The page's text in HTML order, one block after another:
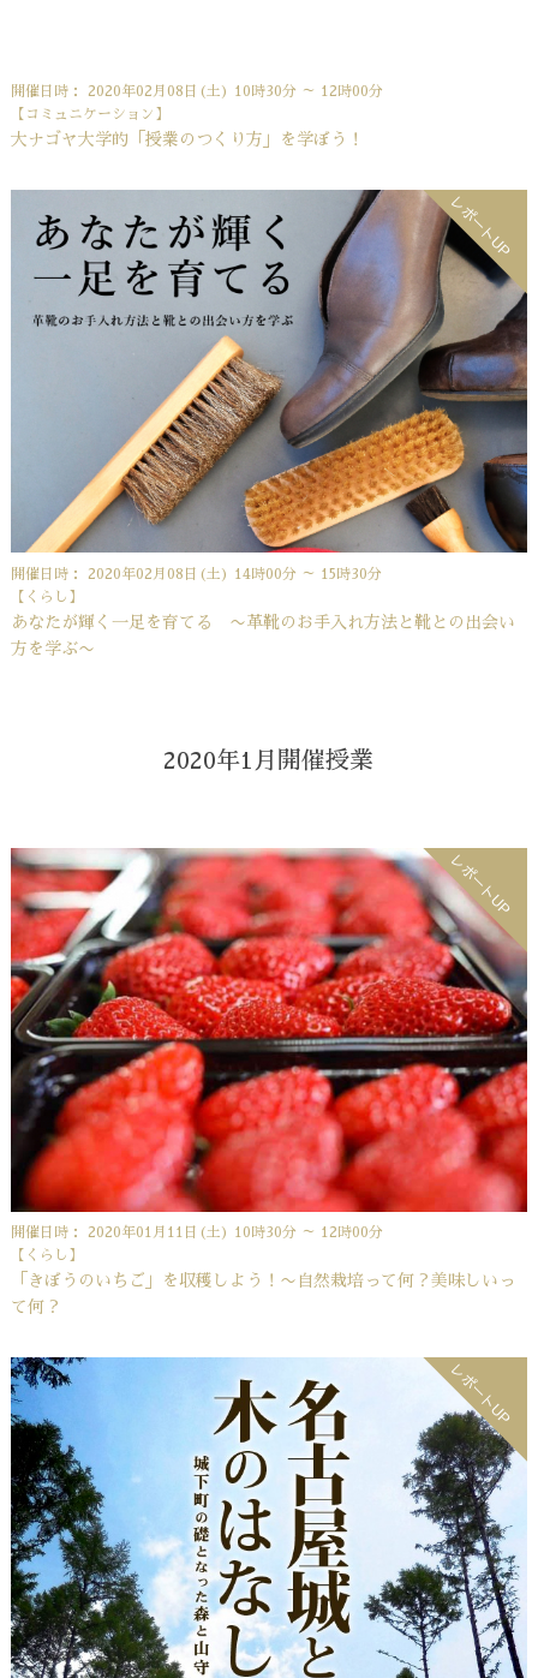
開催日時： 2020年02月08日(土) 10時30分 ～ 12時00分
【コミュニケーション】
大ナゴヤ大学的「授業のつくり方」を学ぼう！
レポートUP
開催日時： 2020年02月08日(土) 14時00分 ～ 15時30分
【くらし】
あなたが輝く一足を育てる 〜革靴のお手入れ方法と靴との出会い
方を学ぶ〜
2020年1月開催授業
レポートUP
開催日時： 2020年01月11日(土) 10時30分 ～ 12時00分
【くらし】
「きぼうのいちご」を収穫しよう！〜自然栽培って何？美味しいっ
て何？
レポートUP